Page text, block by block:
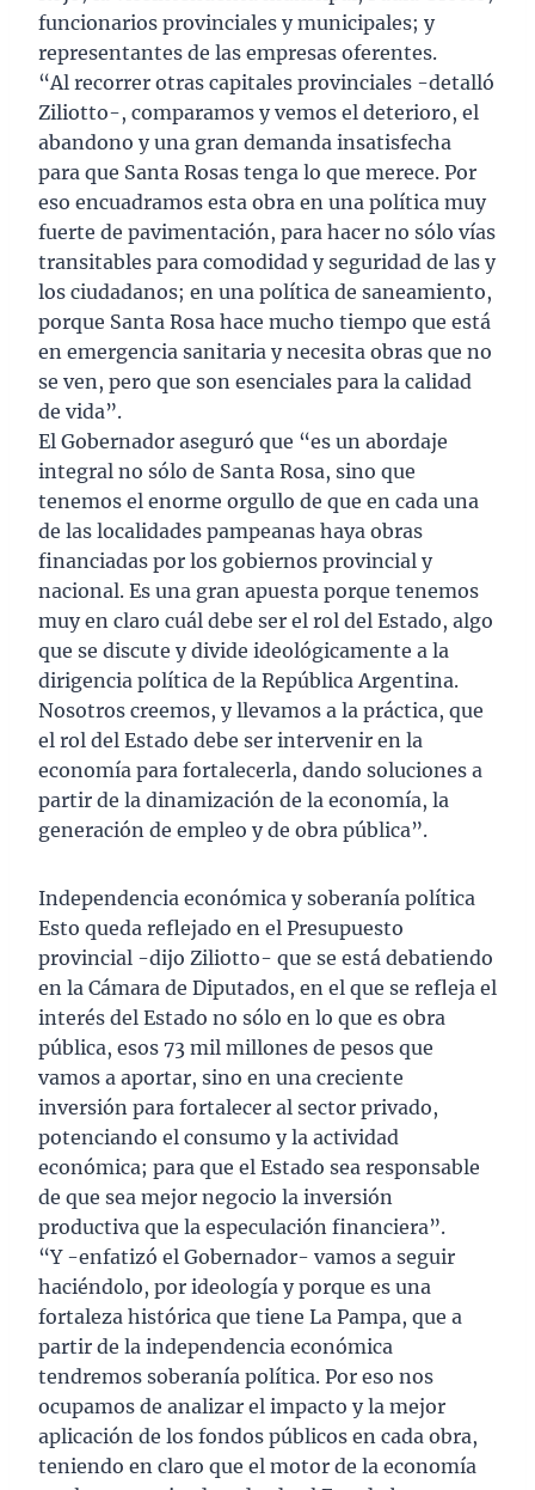
funcionarios provinciales y municipales; y
representantes de las empresas oferentes.
“Al recorrer otras capitales provinciales -detalló
Ziliotto-, comparamos y vemos el deterioro, el
abandono y una gran demanda insatisfecha
para que Santa Rosas tenga lo que merece. Por
eso encuadramos esta obra en una política muy
fuerte de pavimentación, para hacer no sólo vías
transitables para comodidad y seguridad de las y
los ciudadanos; en una política de saneamiento,
porque Santa Rosa hace mucho tiempo que está
en emergencia sanitaria y necesita obras que no
se ven, pero que son esenciales para la calidad
de vida”.
El Gobernador aseguró que “es un abordaje
integral no sólo de Santa Rosa, sino que
tenemos el enorme orgullo de que en cada una
de las localidades pampeanas haya obras
financiadas por los gobiernos provincial y
nacional. Es una gran apuesta porque tenemos
muy en claro cuál debe ser el rol del Estado, algo
que se discute y divide ideológicamente a la
dirigencia política de la República Argentina.
Nosotros creemos, y llevamos a la práctica, que
el rol del Estado debe ser intervenir en la
economía para fortalecerla, dando soluciones a
partir de la dinamización de la economía, la
generación de empleo y de obra pública”.
Independencia económica y soberanía política
Esto queda reflejado en el Presupuesto
provincial -dijo Ziliotto- que se está debatiendo
en la Cámara de Diputados, en el que se refleja el
interés del Estado no sólo en lo que es obra
pública, esos 73 mil millones de pesos que
vamos a aportar, sino en una creciente
inversión para fortalecer al sector privado,
potenciando el consumo y la actividad
económica; para que el Estado sea responsable
de que sea mejor negocio la inversión
productiva que la especulación financiera”.
“Y -enfatizó el Gobernador- vamos a seguir
haciéndolo, por ideología y porque es una
fortaleza histórica que tiene La Pampa, que a
partir de la independencia económica
tendremos soberanía política. Por eso nos
ocupamos de analizar el impacto y la mejor
aplicación de los fondos públicos en cada obra,
teniendo en claro que el motor de la economía